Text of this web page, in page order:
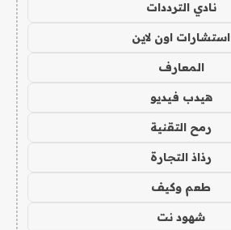
نادي الترددات
استشارات اون لاين
المعارف
هيدب فيديو
رمح التقنية
رذاذ التجارة
طعم وكيف
شهود نت